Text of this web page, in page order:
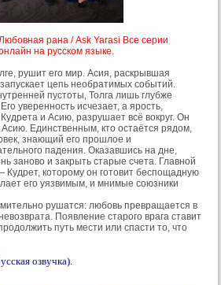
рана / Ask Yarasi Все серии
на русском языке.
рушит его мир. Асия, раскрывшая
цепь необратимых событий.
пустоты, Толга лишь глубже
уверенность исчезает, а ярость,
и Асию, разрушает всё вокруг. Он
Единственным, кто остаётся рядом,
знающий его прошлое и
падения. Оказавшись на дне,
заново и закрыть старые счета. Главной
Кудрет, которому он готовит беспощадную
его уязвимым, и мнимые союзники
рушатся: любовь превращается в
Появление старого врага ставит
путь мести или спасти то, что
озвучка).